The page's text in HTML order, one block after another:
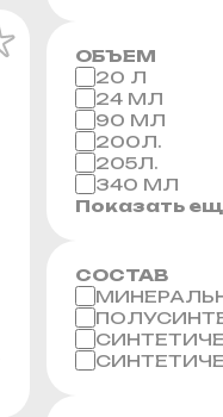
ОБЪЕМ
20 Л
24 МЛ
90 МЛ
200Л.
205Л.
340 МЛ
Показать
СОСТАВ